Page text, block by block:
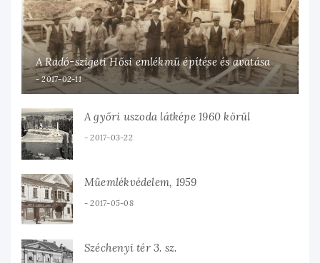
A Radó-szigeti Hősi emlékmű építése és avatása
2017-02-11
A győri uszoda látképe 1960 körül
2017-03-22
Műemlékvédelem, 1959
2017-05-08
Széchenyi tér 3. sz.